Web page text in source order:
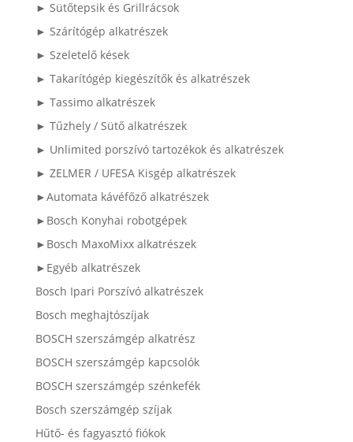
► Sütőtepsik és Grillrácsok
► Szárítógép alkatrészek
► Szeletelő kések
► Takarítógép kiegészítők és alkatrészek
► Tassimo alkatrészek
► Tűzhely / Sütő alkatrészek
► Unlimited porszívó tartozékok és alkatrészek
► ZELMER / UFESA Kisgép alkatrészek
►Automata kávéfőző alkatrészek
►Bosch Konyhai robotgépek
►Bosch MaxoMixx alkatrészek
►Egyéb alkatrészek
Bosch Ipari Porszívó alkatrészek
Bosch meghajtószíjak
BOSCH szerszámgép alkatrész
BOSCH szerszámgép kapcsolók
BOSCH szerszámgép szénkefék
Bosch szerszámgép szíjak
Hűtő- és fagyasztó fiókok